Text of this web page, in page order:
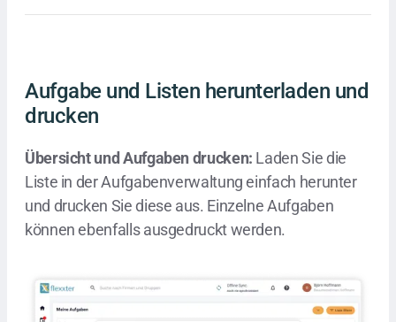
Aufgabe und Listen herunterladen und
drucken
Übersicht und Aufgaben drucken: Laden Sie die
Liste in der Aufgabenverwaltung einfach herunter
und drucken Sie diese aus. Einzelne Aufgaben
können ebenfalls ausgedruckt werden.